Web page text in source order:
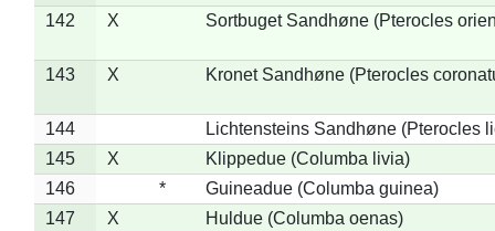
142 X Sortbuget Sandhøne (Pterocles
143 X Kronet Sandhøne (Pterocles
144
Lichtensteins Sandhøne (Pterocles
145
X
Klippedue (Columba livia)
146
*
Guineadue (Columba guinea)
147
X
Huldue (Columba oenas)